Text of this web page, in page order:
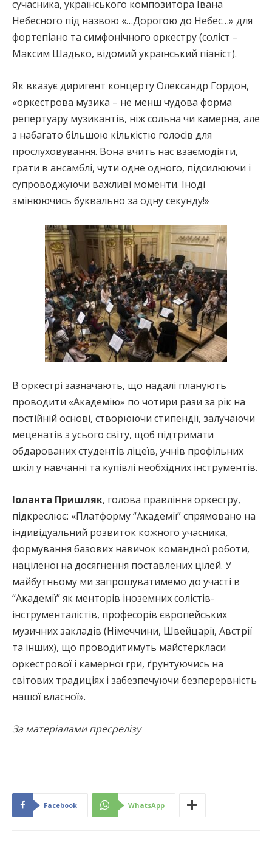
сучасника, українського композитора Івана
Небесного під назвою «…Дорогою до Небес…» для
фортепіано та симфонічного оркестру (соліст –
Максим Шадько, відомий український піаніст).
Як вказує диригент концерту Олександр Гордон,
«оркестрова музика – не менш чудова форма
репертуару музикантів, ніж сольна чи камерна, але
з набагато більшою кількістю голосів для
прослуховування. Вона вчить нас взаємодіяти,
грати в ансамблі, чути одне одного, підсилюючи і
супроводжуючи важливі моменти. Іноді
змінюючись буквально за одну секунду!»
В оркестрі зазначають, що надалі планують
проводити «Академію» по чотири рази за рік на
постійній основі, створюючи стипендії, залучаючи
меценатів з усього світу, щоб підтримати
обдарованих студентів ліцеїв, учнів профільних
шкіл у навчанні та купівлі необхідних інструментів.
Іоланта Пришляк, голова правління оркестру,
підкреслює: «Платформу “Академії” спрямовано на
індивідуальний розвиток кожного учасника,
формування базових навичок командної роботи,
націленої на досягнення поставлених цілей. У
майбутньому ми запрошуватимемо до участі в
“Академії” як менторів іноземних солістів-
інструменталістів, професорів європейських
музичних закладів (Німеччини, Швейцарії, Австрії
та інших), що проводитимуть майстеркласи
оркестрової і камерної гри, ґрунтуючись на
світових традиціях і забезпечуючи безперервність
нашої власної».
За матеріалами пресрелізу
Facebook WhatsApp